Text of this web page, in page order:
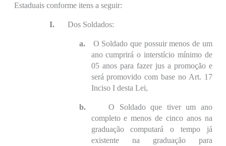
Estaduais conforme itens a seguir:
I. Dos Soldados:
a.
O Soldado que possuir menos de um
ano cumprirá o interstício mínimo de
05 anos para fazer jus a promoção e
será promovido com base no Art. 17
Inciso I desta Lei,
b.
O Soldado que tiver um ano
completo e menos de cinco anos na
graduação computará o tempo já
existente na graduação para